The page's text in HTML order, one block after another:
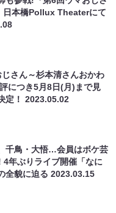
日本橋Pollux Theaterにて
じさん～杉本清さんおかわ
につき5月8日(月)まで見
定！2023.05.02
千鳥・大悟…会員はボケ芸
4年ぶりライブ開催「なに
全貌に迫る2023.03.15